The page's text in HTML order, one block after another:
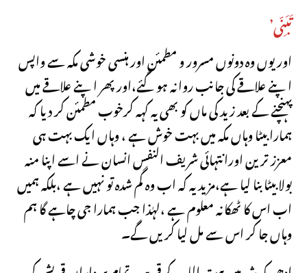
’تَبَنِّی
اوریوں وہ دونوں مسرور و مطمئن اور ہنسی خوشی مکہ سے واپس
اپنے علاقے کی جانب روانہ ہوگئے،اور پھر اپنے علاقے میں
پہنچنے کے بعد زید کی ماں کو بھی یہ کہہ کرخوب مطمئن کر دیا کہ
ہمارا بیٹا وہاں مکہ میں بہت خوش ہے ، وہاں ایک بہت ہی
معزز ترین اورانتہائی شریف النفس انسان نے اسے اپنا منہ
بولا بیٹا بنا لیا ہے،مزید یہ کہ اب وہ گم شدہ تو نہیں ہے ،بلکہ ہمیں
اب اس کا ٹھکانہ معلوم ہے ،لہٰذا جب ہمارا جی چاہے گا ہم
وہاں جا کر اس سے مل لیا کریں گے۔